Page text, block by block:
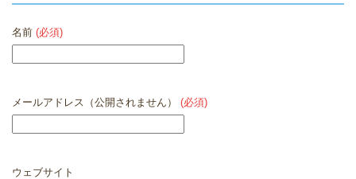
名前 (必須)
メールアドレス（公開されません） (必須)
ウェブサイト